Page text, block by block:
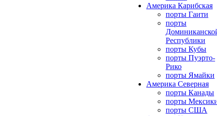
Америка Карибская
порты Гаити
порты
Республики
порты Кубы
порты Пуэрто-
Рико
порты Ямайки
Америка Северная
порты Канады
порты
порты США